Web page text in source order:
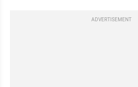
ADVERTISEMENT